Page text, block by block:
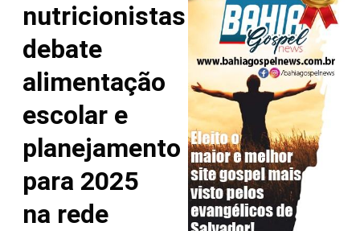
nutricionistas
debate
alimentação
escolar e
planejamento
para 2025
na rede